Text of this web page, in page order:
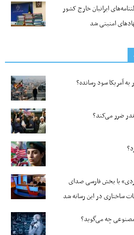
ایرانیان خارج کشور
امنیتی شد
آمریکا سود رسانده؟
ضرر می‌کند؟
با بخش فارسی صدای
ساختاری در این رسانه شد
چه می‌گوید؟